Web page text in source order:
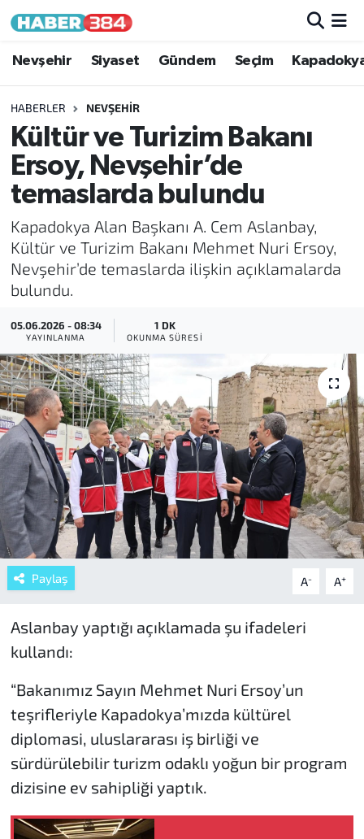
Nevşehir Siyaset Gündem Seçim
HABERLER NEVŞEHIR
Kültür ve Turizim Bakanı
Ersoy, Nevşehir’de
temaslarda bulundu
Kapadokya Alan Başkanı A. Cem Aslanbay,
Kültür ve Turizim Bakanı Mehmet Nuri Ersoy,
Nevşehir’de temaslarda ilişkin açıklamalarda
bulundu.
05.06.2026 - 08:34
YAYINLANMA
1 DK
OKUNMA SÜRESI
Paylaş A- A+
Aslanbay yaptığı açıklamada şu ifadeleri
kullandı:
“Bakanımız Sayın Mehmet Nuri Ersoy’un
teşrifleriyle Kapadokya’mızda kültürel
diplomasi, uluslararası iş birliği ve
sürdürülebilir turizm odaklı yoğun bir program
dizisine ev sahipliği yaptık.
Nöbetçi Eczaneler
Hava Durumu
Trafik Durumu
Süper Lig Puan Durumu ve Fikstür
Tüm Manşetler
Son Dakika Haberleri